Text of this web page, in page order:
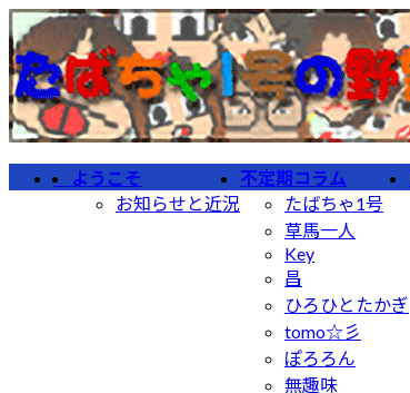
コ
ン
テ
ン
ツ
ナ
ビ
ゲ
ー
シ
ようこそ
お知らせと近況
不定期コラム
たばちゃ1号
草馬一人
Key
昌
ひろひとたかぎ
tomo☆彡
ぽろろん
無趣味